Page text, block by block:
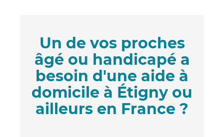
Un de vos proches
âgé ou handicapé a
besoin d'une aide à
domicile à Étigny ou
ailleurs en France ?